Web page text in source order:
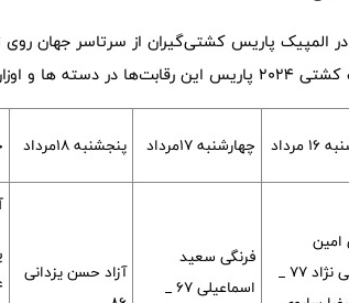
در المپیک پاریس کشتی‌گیران از سرتاسر جهان
به شرح زیر است:
مرداد چهارشنبه ۱۷مرداد پنجشنبه ۱۸مرداد
امین
کاویانی نژاد ۷۷ _
فرنگی سعید
اسماعیلی ۶۷ _
آزاد حسن یزدانی